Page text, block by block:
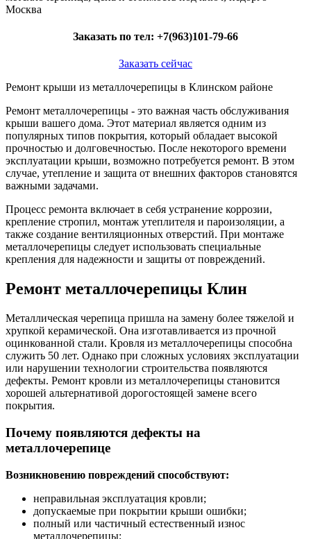
Заказать по тел: +7(963)101-79-66
Заказать сейчас
Ремонт крыши из металлочерепицы в Клинском районе
Ремонт металлочерепицы - это важная часть обслуживания
крыши вашего дома. Этот материал является одним из
популярных типов покрытия, который обладает высокой
прочностью и долговечностью. После некоторого времени
эксплуатации крыши, возможно потребуется ремонт. В этом
случае, утепление и защита от внешних факторов становятся
важными задачами.
Процесс ремонта включает в себя устранение коррозии,
крепление стропил, монтаж утеплителя и пароизоляции, а
также создание вентиляционных отверстий. При монтаже
металлочерепицы следует использовать специальные
крепления для надежности и защиты от повреждений.
Ремонт металлочерепицы Клин
Металлическая черепица пришла на замену более тяжелой и
хрупкой керамической. Она изготавливается из прочной
оцинкованной стали. Кровля из металлочерепицы способна
служить 50 лет. Однако при сложных условиях эксплуатации
или нарушении технологии строительства появляются
дефекты. Ремонт кровли из металлочерепицы становится
хорошей альтернативой дорогостоящей замене всего
покрытия.
Почему появляются дефекты на
металлочерепице
Возникновению повреждений способствуют:
неправильная эксплуатация кровли;
допускаемые при покрытии крыши ошибки;
полный или частичный естественный износ
металлочерепицы;